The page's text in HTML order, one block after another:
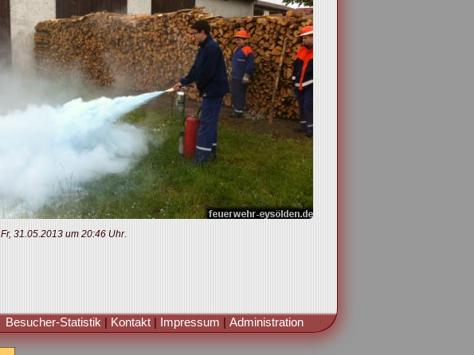
Fr, 31.05.2013 um 20:46 Uhr.
Besucher-Statistik Kontakt Impressum Administration